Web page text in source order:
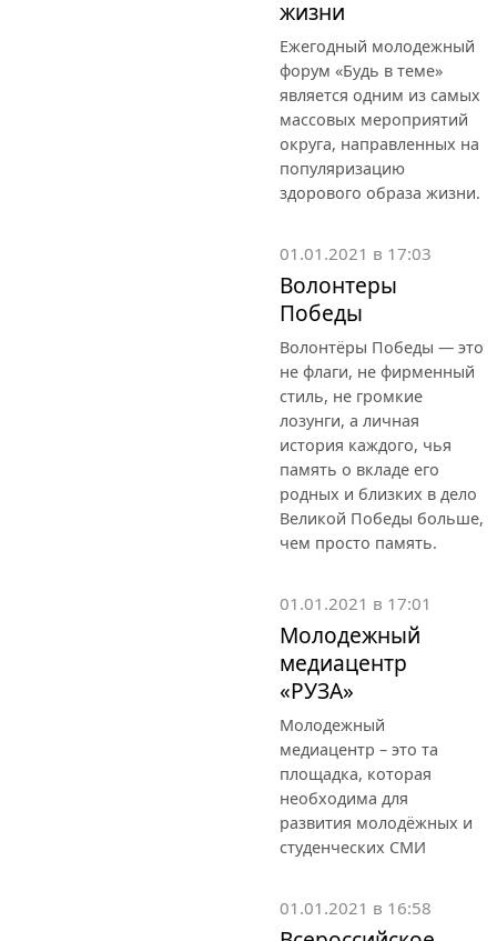
жизни
Ежегодный молодежный
форум «Будь в теме»
является одним из самых
массовых мероприятий
округа, направленных на
популяризацию
здорового образа жизни.
01.01.2021 в 17:03
Волонтеры
Победы
Волонтёры Победы — это
не флаги, не фирменный
стиль, не громкие
лозунги, а личная
история каждого, чья
память о вкладе его
родных и близких в дело
Великой Победы больше,
чем просто память.
01.01.2021 в 17:01
Молодежный
медиацентр
«РУЗА»
Молодежный
медиацентр – это та
площадка, которая
необходима для
развития молодёжных и
студенческих СМИ
01.01.2021 в 16:58